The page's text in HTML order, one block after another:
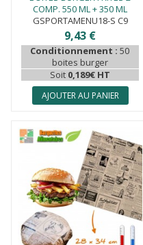
COMP. 550 ML + 350 ML
GSPORTAMENU18-S C9
9,43 €
Conditionnement :50
boites burger
Soit 0,189€ HT
AJOUTER AU PANIER